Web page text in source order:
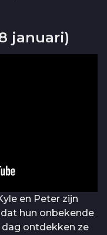
januari)
en Peter zijn
hun onbekende
dag ontdekken ze